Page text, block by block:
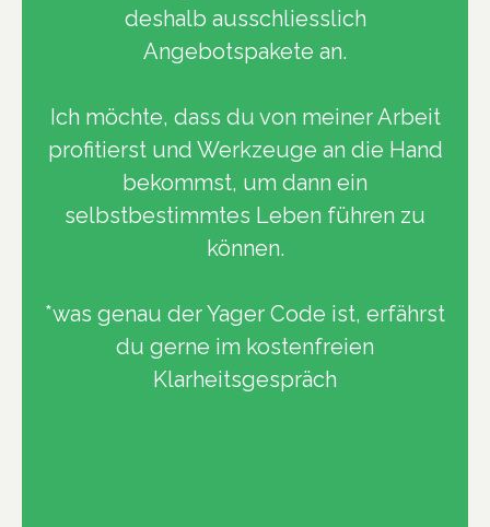
deshalb ausschliesslich
Angebotspakete an.
Ich möchte, dass du von meiner Arbeit
profitierst und Werkzeuge an die Hand
bekommst, um dann ein
selbstbestimmtes Leben führen zu
können.
*was genau der Yager Code ist, erfährst
du gerne im kostenfreien
Klarheitsgespräch